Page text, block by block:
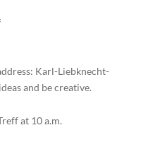
Karl-Liebknecht-
and be creative.
at 10 a.m.